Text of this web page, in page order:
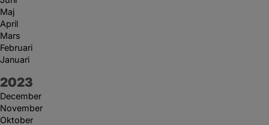
Maj
April
Mars
Februari
Januari
År:
2023
December
November
Oktober